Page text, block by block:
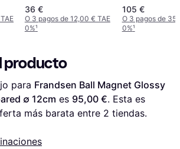
36 €
O 3 pagos de 12,00 € TAE
0%¹
48cm
105 €
O 3 pagos de
0%¹
producto
para Frandsen Ball Magnet Glossy
∅ 12cm es 95,00 €. Esta es
más barata entre 2 tiendas.